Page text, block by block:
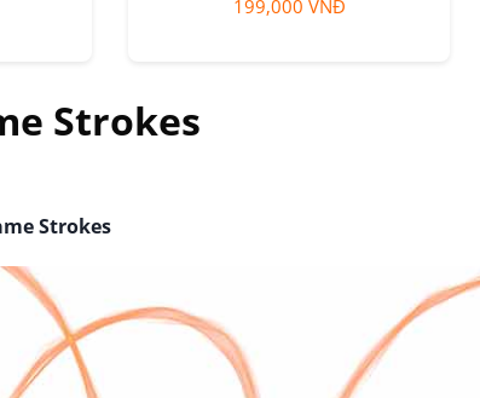
399,000 VNĐ
Strokes
Strokes